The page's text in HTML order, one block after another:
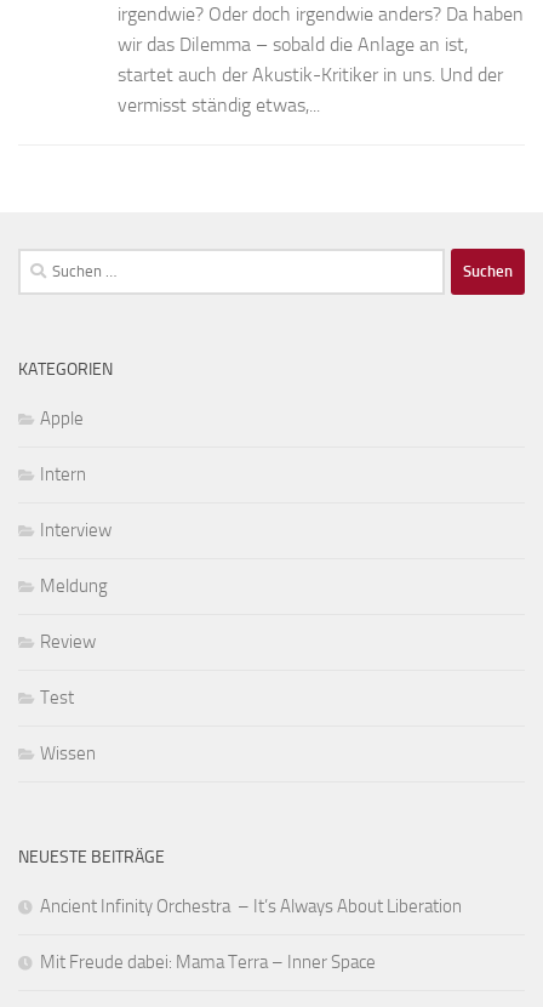
irgendwie? Oder doch irgendwie anders? Da haben
wir das Dilemma – sobald die Anlage an ist,
startet auch der Akustik-Kritiker in uns. Und der
vermisst ständig etwas,...
Suchen
nach:
KATEGORIEN
Apple
Intern
Interview
Meldung
Review
Test
Wissen
NEUESTE BEITRÄGE
Ancient Infinity Orchestra – It’s Always About Liberation
Mit Freude dabei: Mama Terra – Inner Space